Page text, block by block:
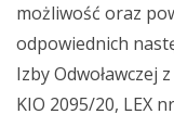
możliwość oraz
odpowiednich
Izby Odwoławczej
KIO 2095/20, LEX